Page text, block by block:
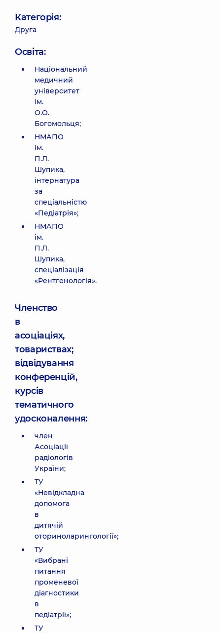
Категорія:
Друга
Освіта:
Національний
медичний
університет
ім.
О.О.
Богомольця;
НМАПО
ім.
П.Л.
Шупика,
інтернатура
за
спеціальністю
«Педіатрія»;
НМАПО
ім.
П.Л.
Шупика,
спеціалізація
«Рентгенологія».
Членство
в
асоціаціях,
товариствах;
відвідування
конференцій,
курсів
тематичного
удосконалення:
член
Асоціації
радіологів
України;
ТУ
«Невідкладна
допомога
в
дитячій
оториноларингології»;
ТУ
«Вибрані
питання
променевої
діагностики
в
педіатрії»;
ТУ